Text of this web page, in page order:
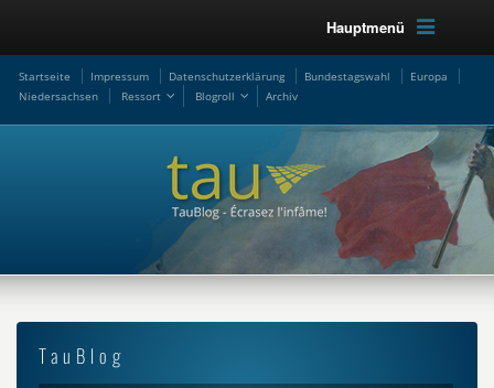
Hauptmenü
Startseite Impressum Datenschutzerklärung Bundestagswahl
Europa
Niedersachsen
Ressort Blogroll Archiv
TauBlog